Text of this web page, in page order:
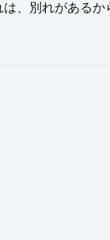
、別れがある